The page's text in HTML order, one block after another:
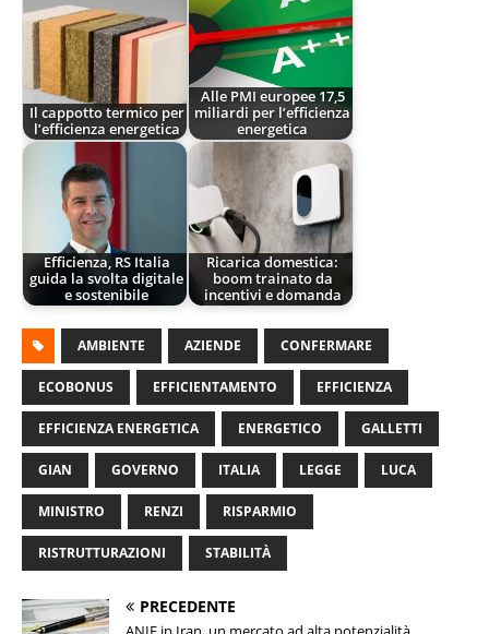
Il cappotto termico per
l’efficienza energetica
Alle PMI europee 17,5
miliardi per l’efficienza
energetica
Efficienza, RS Italia
guida la svolta digitale
e sostenibile
Ricarica domestica:
boom trainato da
incentivi e domanda
AMBIENTE AZIENDE CONFERMARE
ECOBONUS EFFICIENTAMENTO EFFICIENZA
EFFICIENZA ENERGETICA ENERGETICO GALLETTI
GIAN GOVERNO ITALIA LEGGE LUCA
MINISTRO RENZI RISPARMIO
RISTRUTTURAZIONI STABILITÀ
PRECEDENTE